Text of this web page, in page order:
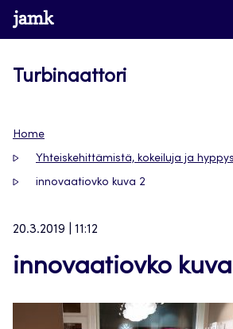
Siirry
suoraan
www.jamk.fi
Turbinaattori
Home
Yhteiskehittämistä, kokeiluja ja
innovaatiovko kuva 2
20.3.2019 | 11:12
innovaatiovko